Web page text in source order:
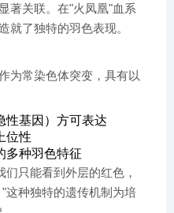
著关联。在"火凤凰"血系
就了独特的羽色表现。
为常染色体突变，具有以
性基因）方可表达
位性
多种羽色特征
只能看到外层的红色，
这种独特的遗传机制为培